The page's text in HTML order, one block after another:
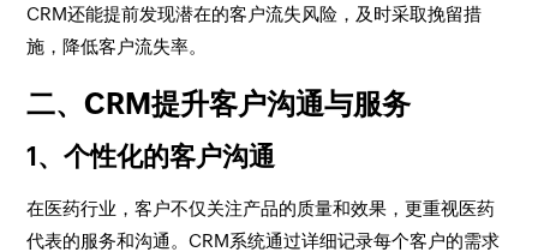
CRM还能提前发现潜在的客户流失风险，及时采取挽留措
施，降低客户流失率。
二、CRM提升客户沟通与服务
1、个性化的客户沟通
在医药行业，客户不仅关注产品的质量和效果，更重视医药
代表的服务和沟通。CRM系统通过详细记录每个客户的需求